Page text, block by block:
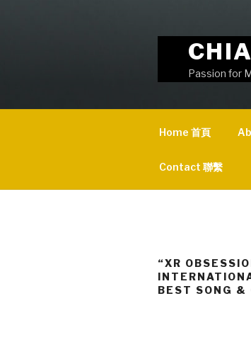
Passion for
Home 首頁
Contact 聯繫
“XR
BEST SONG &